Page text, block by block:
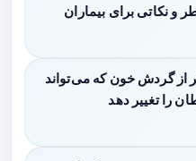
و نکاتی برای بیماران
از گردش خون که می‌تواند
را تغییر دهد